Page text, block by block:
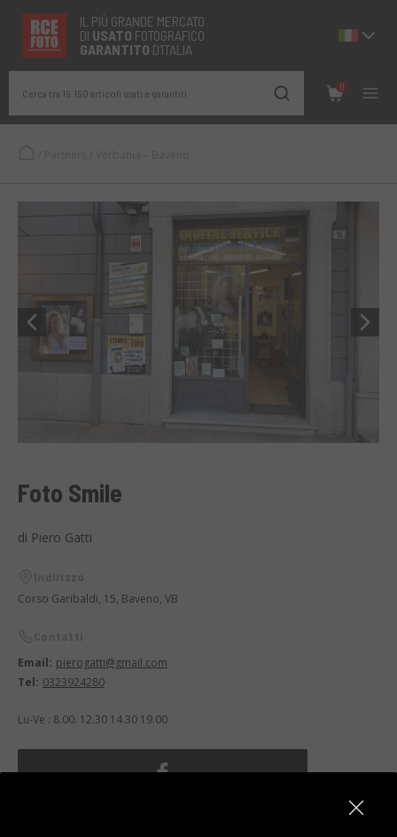
IL PIÙ GRANDE MERCATO
DI USATO FOTOGRAFICO
GARANTITO D’ITALIA
Cerca tra 19.190 articoli usati e garantiti
0
Foto Smile
di Piero Gatti
Corso Garibaldi, 15, Baveno, VB
Email: pierogatti@gmail.com
Tel: 0323924280
Lu-Ve : 8.00. 12.30 14.30 19.00